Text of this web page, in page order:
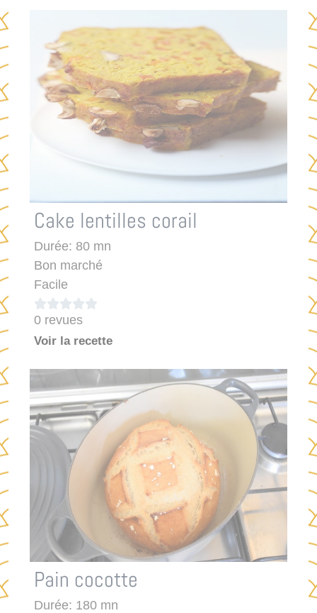
Cake lentilles corail
Durée: 80 mn
Bon marché
Facile

0 revues
Voir la recette
Pain cocotte
Durée: 180 mn